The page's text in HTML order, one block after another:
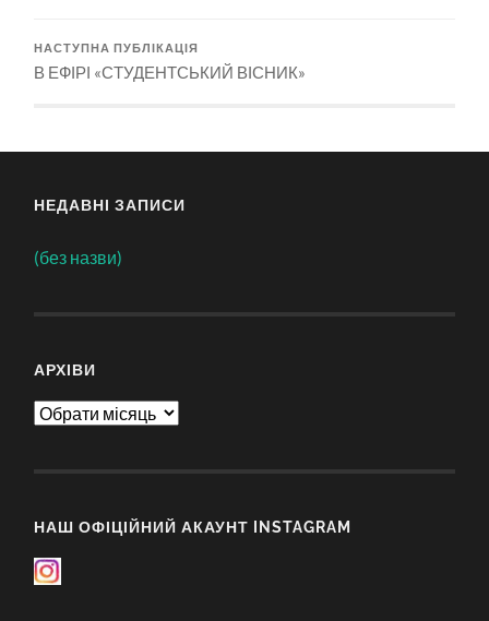
НАСТУПНА ПУБЛІКАЦІЯ
В ЕФІРІ «СТУДЕНТСЬКИЙ ВІСНИК»
НЕДАВНІ ЗАПИСИ
(без назви)
АРХІВИ
Архіви
НАШ ОФІЦІЙНИЙ АКАУНТ INSTAGRAM